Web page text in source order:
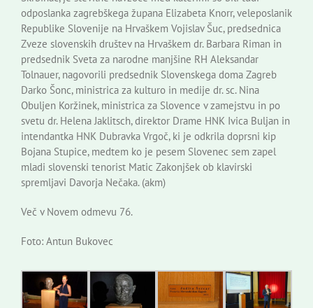
odposlanka zagrebškega župana Elizabeta Knorr, veleposlanik
Republike Slovenije na Hrvaškem Vojislav Šuc, predsednica
Zveze slovenskih društev na Hrvaškem dr. Barbara Riman in
predsednik Sveta za narodne manjšine RH Aleksandar
Tolnauer, nagovorili predsednik Slovenskega doma Zagreb
Darko Šonc, ministrica za kulturo in medije dr. sc. Nina
Obuljen Koržinek, ministrica za Slovence v zamejstvu in po
svetu dr. Helena Jaklitsch, direktor Drame HNK Ivica Buljan in
intendantka HNK Dubravka Vrgoč, ki je odkrila doprsni kip
Bojana Stupice, medtem ko je pesem Slovenec sem zapel
mladi slovenski tenorist Matic Zakonjšek ob klavirski
spremljavi Davorja Nečaka. (akm)
Več v Novem odmevu 76.
Foto: Antun Bukovec